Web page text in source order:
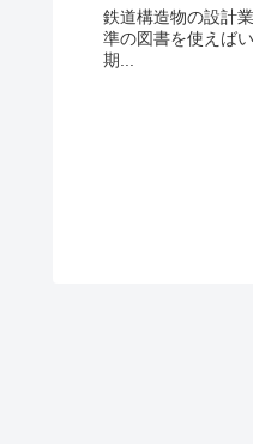
鉄道構造物の設計
準の図書を使えば
期...